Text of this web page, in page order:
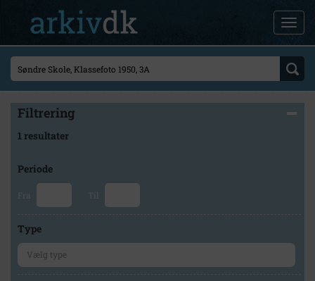
Filtrering
1 resultater
Periode
Fra Til
Type